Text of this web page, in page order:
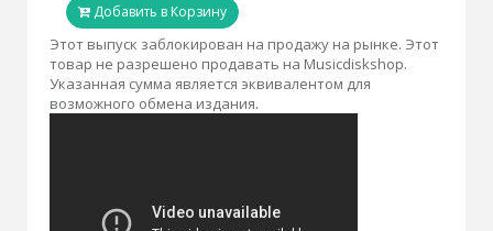
Добавить в Корзину
Этот выпуск заблокирован на продажу на рынке. Этот
товар не разрешено продавать на Musicdiskshop.
Указанная сумма является эквивалентом для
возможного обмена издания.